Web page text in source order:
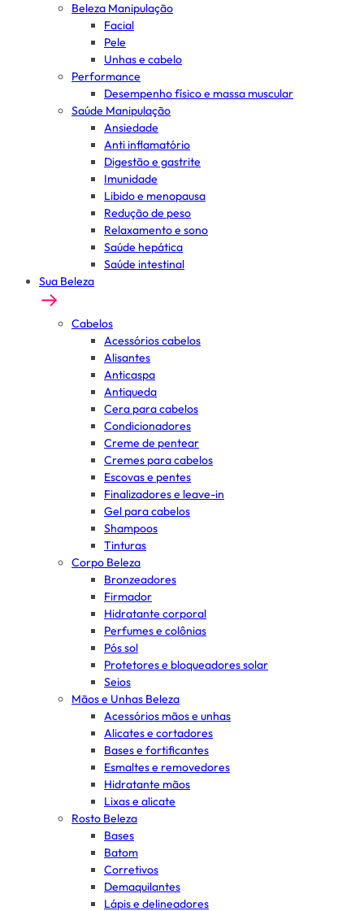
Beleza Manipulação
Facial
Pele
Unhas e cabelo
Performance
Desempenho físico e massa muscular
Saúde Manipulação
Ansiedade
Anti inflamatório
Digestão e gastrite
Imunidade
Libido e menopausa
Redução de peso
Relaxamento e sono
Saúde hepática
Saúde intestinal
Sua Beleza
Cabelos
Acessórios cabelos
Alisantes
Anticaspa
Antiqueda
Cera para cabelos
Condicionadores
Creme de pentear
Cremes para cabelos
Escovas e pentes
Finalizadores e leave-in
Gel para cabelos
Shampoos
Tinturas
Corpo Beleza
Bronzeadores
Firmador
Hidratante corporal
Perfumes e colônias
Pós sol
Protetores e bloqueadores solar
Seios
Mãos e Unhas Beleza
Acessórios mãos e unhas
Alicates e cortadores
Bases e fortificantes
Esmaltes e removedores
Hidratante mãos
Lixas e alicate
Rosto Beleza
Bases
Batom
Corretivos
Demaquilantes
Lápis e delineadores